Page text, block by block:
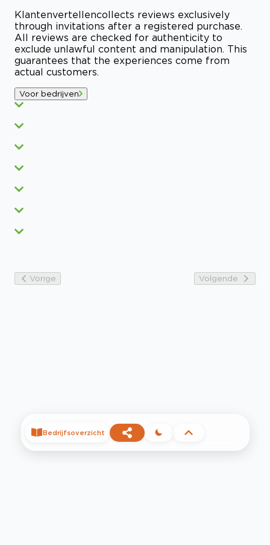
Klantenvertellencollects reviews exclusively
through invitations after a registered purchase.
All reviews are checked for authenticity to
exclude unlawful content and manipulation. This
guarantees that the experiences come from
actual customers.
Voor bedrijven
Vorige Volgende
Bedrijfsoverzicht